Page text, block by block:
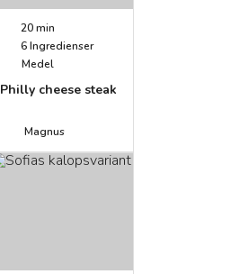
20 min
6Ingredienser
Medel
Philly cheese steak
Magnus